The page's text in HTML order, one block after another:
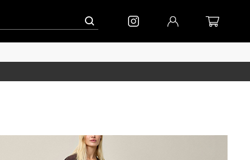
予約│「エッグジャケット GREY」